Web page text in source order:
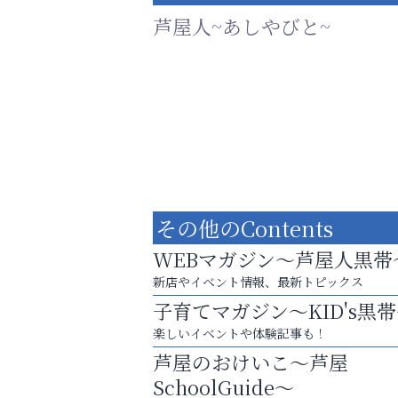
芦屋人~あしやびと~
芦屋・西宮・神戸の新店舗PRやリニューア
知などお気軽にご相談ください。
そうさくてっぱん樹々
その他のContents
WEBマガジン～芦屋人黒帯
新店やイベント情報、最新トピックス
子育てマガジン～KID's黒
楽しいイベントや体験記事も！
芦屋のおけいこ～芦屋
SchoolGuide～